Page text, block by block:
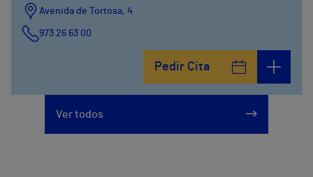
Avenida de Tortosa, 4
973 26 63 00
Pedir Cita
Ver todos